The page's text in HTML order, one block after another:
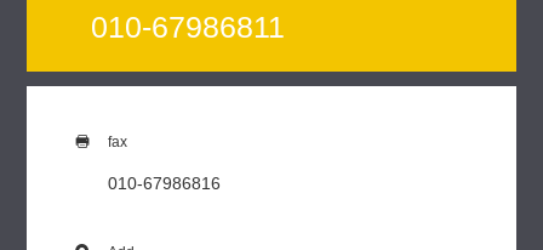
010-67986811
 fax
010-67986816